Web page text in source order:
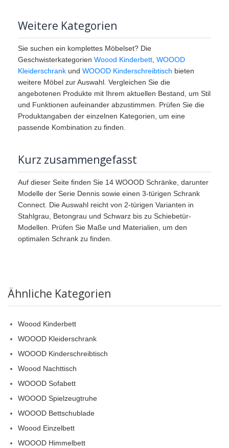
Weitere Kategorien
Sie suchen ein komplettes Möbelset? Die
Geschwisterkategorien Woood Kinderbett, WOOOD
Kleiderschrank und WOOOD Kinderschreibtisch bieten
weitere Möbel zur Auswahl. Vergleichen Sie die
angebotenen Produkte mit Ihrem aktuellen Bestand, um Stil
und Funktionen aufeinander abzustimmen. Prüfen Sie die
Produktangaben der einzelnen Kategorien, um eine
passende Kombination zu finden.
Kurz zusammengefasst
Auf dieser Seite finden Sie 14 WOOOD Schränke, darunter
Modelle der Serie Dennis sowie einen 3-türigen Schrank
Connect. Die Auswahl reicht von 2-türigen Varianten in
Stahlgrau, Betongrau und Schwarz bis zu Schiebetür-
Modellen. Prüfen Sie Maße und Materialien, um den
optimalen Schrank zu finden.
Ähnliche Kategorien
Woood Kinderbett
WOOOD Kleiderschrank
WOOOD Kinderschreibtisch
Woood Nachttisch
WOOOD Sofabett
WOOOD Spielzeugtruhe
WOOOD Bettschublade
Woood Einzelbett
WOOOD Himmelbett